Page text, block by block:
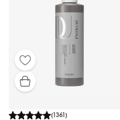
(1361)